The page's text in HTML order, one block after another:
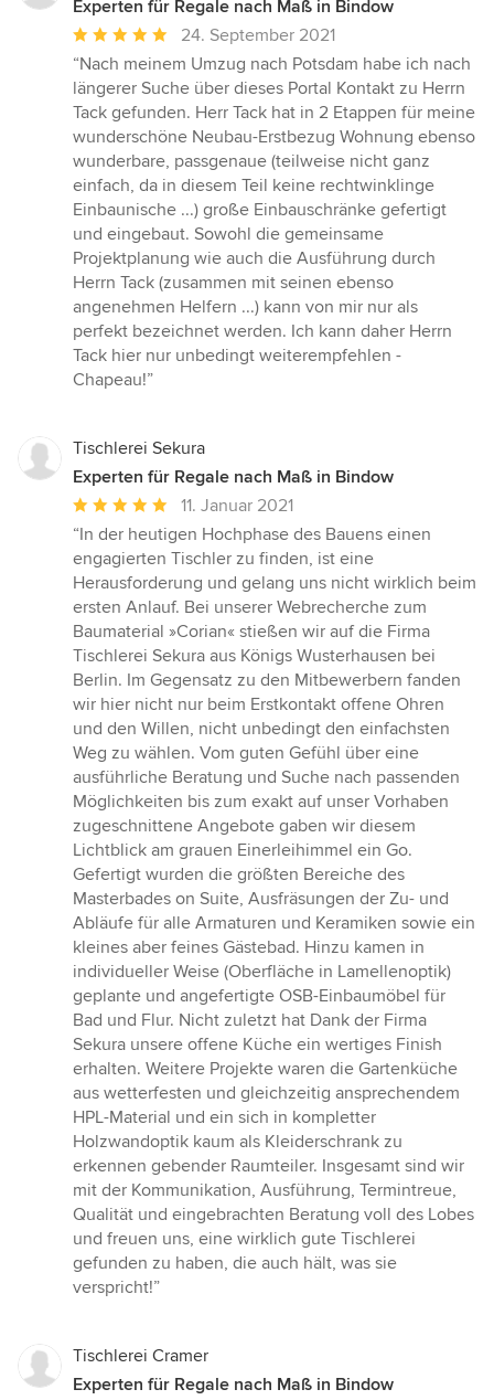
Experten für Regale nach Maß in Bindow
Durchschnittliche
Bewertung:
5
von
5
Sternen
24. September 2021
“Nach meinem Umzug nach Potsdam habe ich nach
längerer Suche über dieses Portal Kontakt zu Herrn
Tack gefunden. Herr Tack hat in 2 Etappen für meine
wunderschöne Neubau-Erstbezug Wohnung ebenso
wunderbare, passgenaue (teilweise nicht ganz
einfach, da in diesem Teil keine rechtwinklinge
Einbaunische ...) große Einbauschränke gefertigt
und eingebaut. Sowohl die gemeinsame
Projektplanung wie auch die Ausführung durch
Herrn Tack (zusammen mit seinen ebenso
angenehmen Helfern ...) kann von mir nur als
perfekt bezeichnet werden. Ich kann daher Herrn
Tack hier nur unbedingt weiterempfehlen -
Chapeau!”
Tischlerei Sekura
Experten für Regale nach Maß in Bindow
Durchschnittliche
Bewertung:
5
von
5
Sternen
11. Januar 2021
“In der heutigen Hochphase des Bauens einen
engagierten Tischler zu finden, ist eine
Herausforderung und gelang uns nicht wirklich beim
ersten Anlauf. Bei unserer Webrecherche zum
Baumaterial »Corian« stießen wir auf die Firma
Tischlerei Sekura aus Königs Wusterhausen bei
Berlin. Im Gegensatz zu den Mitbewerbern fanden
wir hier nicht nur beim Erstkontakt offene Ohren
und den Willen, nicht unbedingt den einfachsten
Weg zu wählen. Vom guten Gefühl über eine
ausführliche Beratung und Suche nach passenden
Möglichkeiten bis zum exakt auf unser Vorhaben
zugeschnittene Angebote gaben wir diesem
Lichtblick am grauen Einerleihimmel ein Go.
Gefertigt wurden die größten Bereiche des
Masterbades on Suite, Ausfräsungen der Zu- und
Abläufe für alle Armaturen und Keramiken sowie ein
kleines aber feines Gästebad. Hinzu kamen in
individueller Weise (Oberfläche in Lamellenoptik)
geplante und angefertigte OSB-Einbaumöbel für
Bad und Flur. Nicht zuletzt hat Dank der Firma
Sekura unsere offene Küche ein wertiges Finish
erhalten. Weitere Projekte waren die Gartenküche
aus wetterfesten und gleichzeitig ansprechendem
HPL-Material und ein sich in kompletter
Holzwandoptik kaum als Kleiderschrank zu
erkennen gebender Raumteiler. Insgesamt sind wir
mit der Kommunikation, Ausführung, Termintreue,
Qualität und eingebrachten Beratung voll des Lobes
und freuen uns, eine wirklich gute Tischlerei
gefunden zu haben, die auch hält, was sie
verspricht!”
Tischlerei Cramer
Experten für Regale nach Maß in Bindow